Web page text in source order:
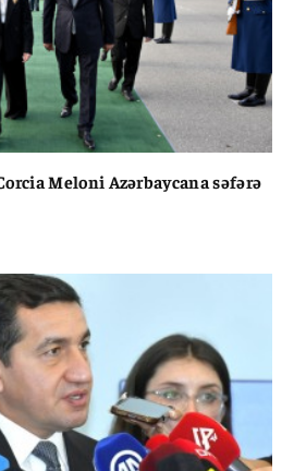
Meloni Azərbaycana səfərə